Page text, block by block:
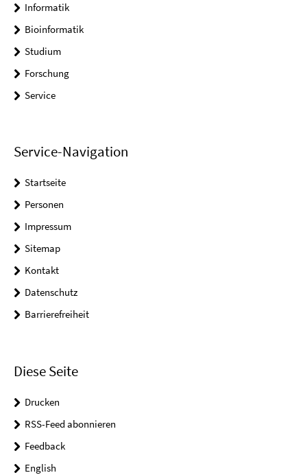
Informatik
Bioinformatik
Studium
Forschung
Service
Service-Navigation
Startseite
Personen
Impressum
Sitemap
Kontakt
Datenschutz
Barrierefreiheit
Diese Seite
Drucken
RSS-Feed abonnieren
Feedback
English